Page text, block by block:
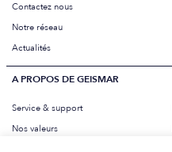
Contactez nous
Notre réseau
Actualités
A PROPOS DE GEISMAR
Service & support
Nos valeurs